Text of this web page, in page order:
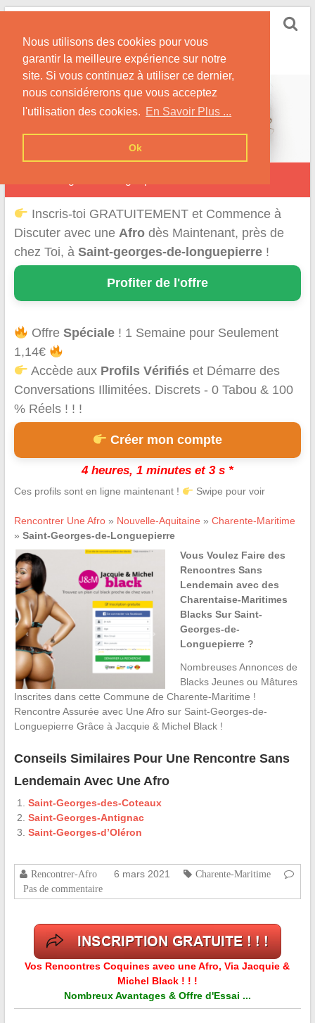
Nous utilisons des cookies pour vous
garantir la meilleure expérience sur notre
site. Si vous continuez à utiliser ce dernier,
nous considérerons que vous acceptez
l'utilisation des cookies. En Savoir Plus ...
Ok
Skip
content
Conseils pour des Rencontres Coquines avec des
Afros !
Inscris-toi GRATUITEMENT et Commence à
Discuter avec une Afrodès Maintenant, près de
chez Toi, à Saint-georges-de-longuepierre!
Profiter de l'offre
OffreSpéciale ! 1 Semaine pour Seulement
1,14€
Accède aux Profils Vérifiés et Démarre des
Conversations Illimitées. Discrets - 0 Tabou & 100
% Réels ! ! !
Créer mon compte
4 heures, 1 minutes et 3 s *
Ces profils sont en ligne maintenant ! Swipe pour voir
Rencontrer Une Afro» Nouvelle-Aquitaine » Charente-Maritime
» Saint-Georges-de-Longuepierre
Vous Voulez Faire des
Rencontres Sans
Lendemain avec des
Charentaise-Maritimes
Blacks Sur Saint-
Georges-de-
Longuepierre ?
Nombreuses Annonces de
Blacks Jeunes ou Mâtures
Inscrites dans cette Commune de Charente-Maritime !
Rencontre Assurée avec Une Afro sur Saint-Georges-de-
Longuepierre Grâce à Jacquie & Michel Black !
Conseils Similaires Pour Une Rencontre Sans
Lendemain Avec Une Afro
Saint-Georges-des-Coteaux
Saint-Georges-Antignac
Saint-Georges-d’Oléron
Rencontrer-Afro 6 mars 2021
Charente-Maritime
Pas de commentaire
Vos Rencontres Coquines avec une Afro, Via Jacquie &
Michel Black ! ! !
Nombreux Avantages & Offre d'Essai ...